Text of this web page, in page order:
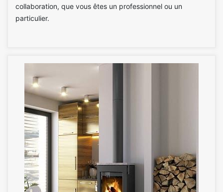
collaboration, que vous êtes un professionnel ou un
particulier.